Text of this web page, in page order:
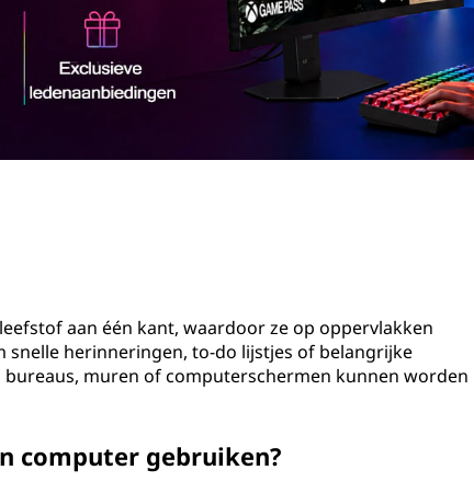
aan één kant, waardoor ze op oppervlakken
snelle herinneringen, to-do lijstjes of belangrijke
muren of computerschermen kunnen worden
computer gebruiken?